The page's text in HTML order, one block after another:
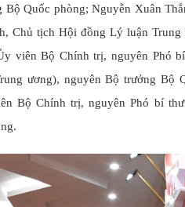
Bộ Quốc phòng; Nguyễn Xuân
Chủ tịch Hội đồng Lý luận Trung
viên Bộ Chính trị, nguyên Phó
ương), nguyên Bộ trưởng Bộ
Bộ Chính trị, nguyên Phó bí